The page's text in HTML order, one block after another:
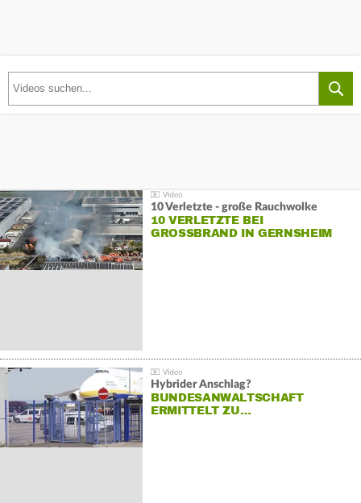
10 Verletzte - große Rauchwolke
10 VERLETZTE BEI
GROSSBRAND IN GERNSHEIM
Hybrider Anschlag?
BUNDESANWALTSCHAFT
ERMITTELT ZU…